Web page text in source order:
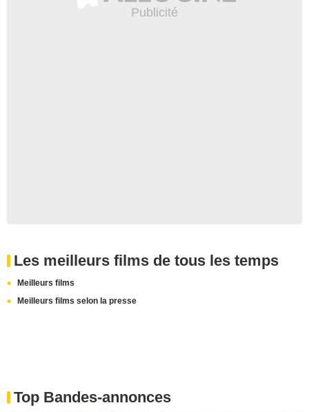
Les meilleurs films de tous les temps
Meilleurs films
Meilleurs films selon la presse
Top Bandes-annonces